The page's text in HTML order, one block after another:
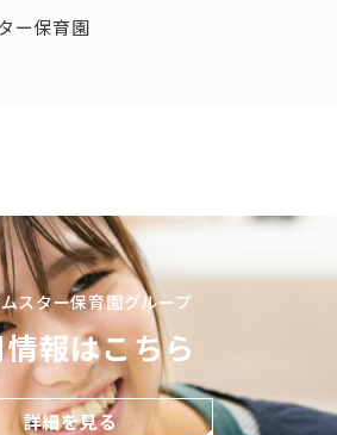
ー保育園
スター保育園グループ
報はこちら
詳細を見る